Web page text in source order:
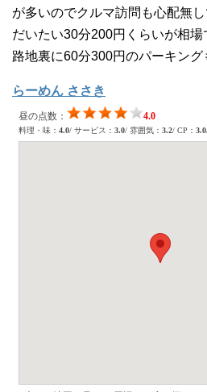
が多いのでクルマ訪問も心配無し
だいたい30分200円くらいが相場
路地裏に60分300円のパーキング
らーめん ささき